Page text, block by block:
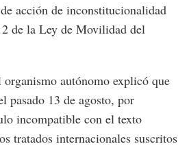
acción de inconstitucionalidad
de la Ley de Movilidad del
autónomo explicó que
pasado 13 de agosto, por
incompatible con el texto
tratados internacionales suscritos